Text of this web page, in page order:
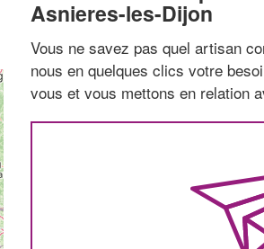
Asnieres-les-Dijon
Vous ne savez pas quel artisan
nous en quelques clics votre
vous et vous mettons en relation